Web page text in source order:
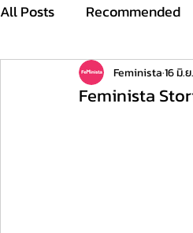
All Posts Recommended
Archive Stories
Feminista
Feminista16 มิ.